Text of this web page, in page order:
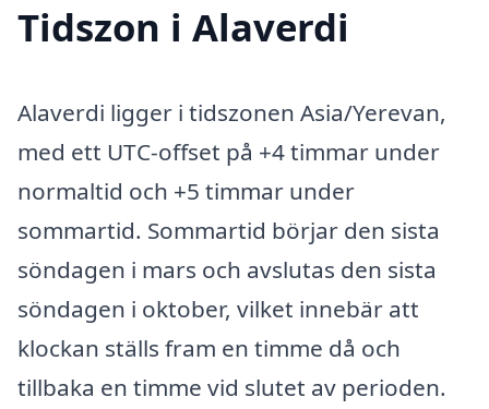
Tidszon i Alaverdi
Alaverdi ligger i tidszonen Asia/Yerevan,
med ett UTC-offset på +4 timmar under
normaltid och +5 timmar under
sommartid. Sommartid börjar den sista
söndagen i mars och avslutas den sista
söndagen i oktober, vilket innebär att
klockan ställs fram en timme då och
tillbaka en timme vid slutet av perioden.